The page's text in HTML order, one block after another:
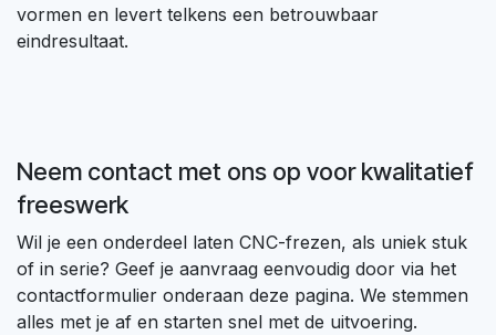
vormen en levert telkens een betrouwbaar
eindresultaat.
Neem contact met ons op voor kwalitatief
freeswerk
Wil je een onderdeel laten CNC-frezen, als uniek stuk
of in serie? Geef je aanvraag eenvoudig door via het
contactformulier onderaan deze pagina. We stemmen
alles met je af en starten snel met de uitvoering.